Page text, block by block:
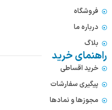
فروشگاه
درباره ما
بلاگ
راهنمای خرید
خرید اقساطی
پیگیری سفارشات
مجوزها و نمادها